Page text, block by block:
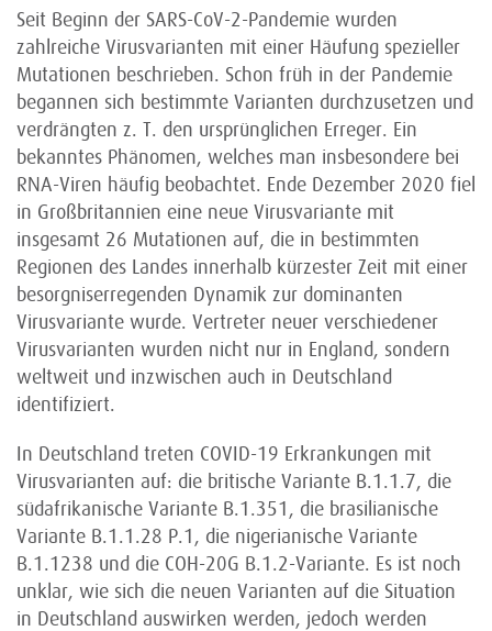
Seit Beginn der SARS-CoV-2-Pandemie wurden
zahlreiche Virusvarianten mit einer Häufung spezieller
Mutationen beschrieben. Schon früh in der Pandemie
begannen sich bestimmte Varianten durchzusetzen und
verdrängten z. T. den ursprünglichen Erreger. Ein
bekanntes Phänomen, welches man insbesondere bei
RNA-Viren häufig beobachtet. Ende Dezember 2020 fiel
in Großbritannien eine neue Virusvariante mit
insgesamt 26 Mutationen auf, die in bestimmten
Regionen des Landes innerhalb kürzester Zeit mit einer
besorgniserregenden Dynamik zur dominanten
Virusvariante wurde. Vertreter neuer verschiedener
Virusvarianten wurden nicht nur in England, sondern
weltweit und inzwischen auch in Deutschland
identifiziert.
In Deutschland treten COVID-19 Erkrankungen mit
Virusvarianten auf: die britische Variante B.1.1.7, die
südafrikanische Variante B.1.351, die brasilianische
Variante B.1.1.28 P.1, die nigerianische Variante
B.1.1238 und die COH-20G B.1.2-Variante. Es ist noch
unklar, wie sich die neuen Varianten auf die Situation
in Deutschland auswirken werden, jedoch werden